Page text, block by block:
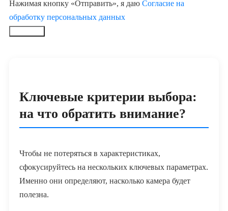
Нажимая кнопку «Отправить», я даю Согласие на
обработку персональных данных
Ключевые критерии выбора:
на что обратить внимание?
Чтобы не потеряться в характеристиках,
сфокусируйтесь на нескольких ключевых параметрах.
Именно они определяют, насколько камера будет
полезна.